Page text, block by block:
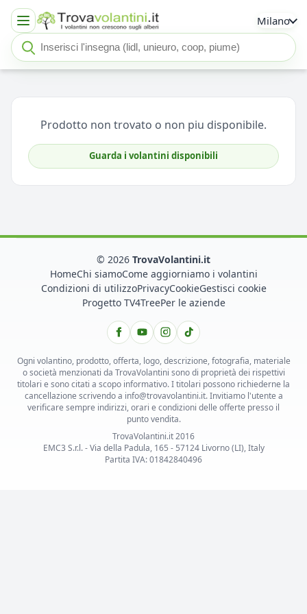
Milano
Cerca insegna o negozio
Seleziona un'insegna
Prodotto non trovato o non piu disponibile.
Guarda i volantini disponibili
© 2026 TrovaVolantini.it
HomeChi siamoCome aggiorniamo i volantini
Condizioni di utilizzoPrivacyCookieGestisci cookie
Progetto TV4TreePer le aziende
Ogni volantino, prodotto, offerta, logo, descrizione, fotografia, materiale
o società menzionati da TrovaVolantini sono di proprietà dei rispettivi
titolari e sono citati a scopo informativo. I titolari possono richiederne la
cancellazione scrivendo a info@trovavolantini.it. Invitiamo l'utente a
verificare sempre indirizzi, orari e condizioni delle offerte presso il
punto vendita.
TrovaVolantini.it 2016
EMC3 S.r.l. - Via della Padula, 165 - 57124 Livorno (LI), Italy
Partita IVA: 01842840496